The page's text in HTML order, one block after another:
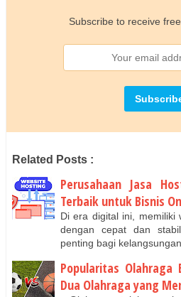
Subscribe to receive
Related Posts :
Perusahaan Jasa
Terbaik untuk Bisnis
Di era digital ini, memiliki
dengan cepat dan
penting bagi
Popularitas Olahraga
Dua Olahraga yang